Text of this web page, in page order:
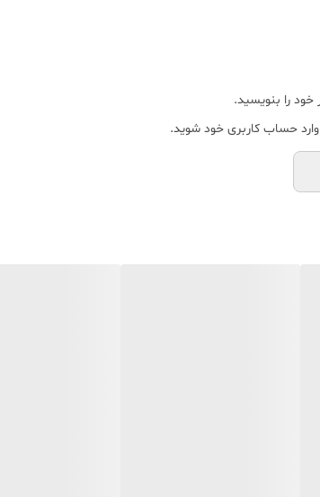
را بنویسید.
وارد حساب کاربری خود شوید.